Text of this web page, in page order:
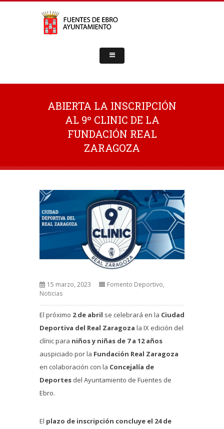
ABIERTA LA INSCRIPCIÓN
AL 9º CLINIC DE LA
FUNDACIÓN REAL
ZARAGOZA
15 marzo, 2023 Fomento Deportivo,
Noticias
El próximo 2 de abril se celebrará en la Ciudad
Deportiva del Real Zaragoza la IX edición del
clínic para niños y niñas de 7 a 12 años
auspiciado por la Fundación Real Zaragoza
en colaboración con la Concejalía de
Deportes del Ayuntamiento de Fuentes de
Ebro.
El plazo de inscripción concluye el 24 de